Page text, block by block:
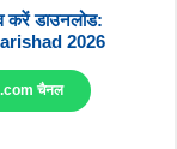
व करें डाउनलोड:
2026
चैनल